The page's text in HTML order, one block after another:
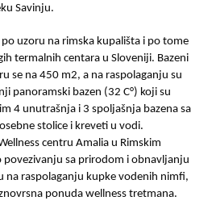
Savinju.
uzoru na rimska kupališta i po tome
termalnih centara u Sloveniji. Bazeni
se na 450 m2, a na raspolaganju su
panoramski bazen (32 C°) koji su
4 unutrašnja i 3 spoljašnja bazena sa
stolice i kreveti u vodi.
centru Amalia u Rimskim
povezivanju sa prirodom i obnavljanju
na raspolaganju kupke vodenih nimfi,
ponuda wellness tretmana.